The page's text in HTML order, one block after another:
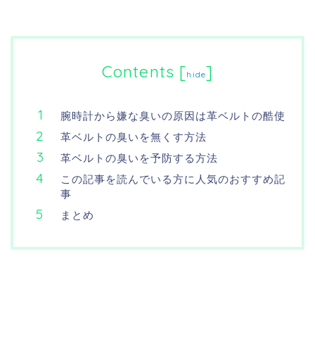
Contents [hide]
腕時計から嫌な臭いの原因は革ベルトの酷使
革ベルトの臭いを無くす方法
革ベルトの臭いを予防する方法
この記事を読んでいる方に人気のおすすめ記
事
まとめ